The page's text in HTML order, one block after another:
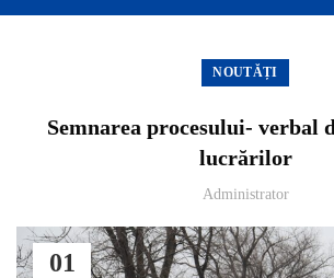
NOUTĂȚI
Semnarea procesului- verbal
lucrărilor
Administrator
01